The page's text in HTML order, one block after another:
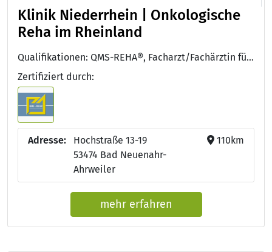
Klinik Niederrhein | Onkologische
Reha im Rheinland
Qualifikationen: QMS-REHA®, Facharzt/Fachärztin für Innere Medizin und Hämatologie und Onkologie
Zertifiziert durch:
Adresse:
Hochstraße 13-19
53474 Bad Neuenahr-
Ahrweiler
110km
mehr erfahren